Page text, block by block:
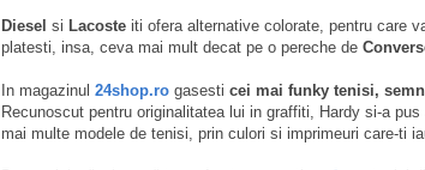
Diesel si Lacoste iti ofera alternative colorate, pentru care
platesti, insa, ceva mai mult decat pe o pereche de
In magazinul 24shop.ro gasesti cei mai funky tenisi,
Recunoscut pentru originalitatea lui in graffiti, Hardy si-a
mai multe modele de tenisi, prin culori si imprimeuri care-ti